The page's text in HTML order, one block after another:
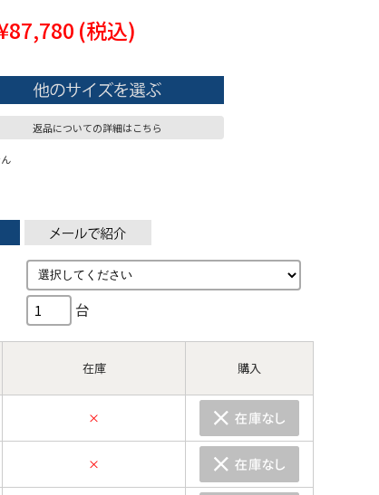
(税込)
返品についての詳細はこちら
台
在庫 購入
×
×